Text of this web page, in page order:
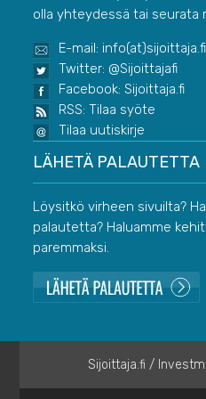
olla yhteydessä tai seurata
E-mail: info(at)sijoittaja.fi
Twitter: @Sijoittajafi
Facebook: Sijoittaja.fi
RSS: Tilaa syöte
Tilaa uutiskirje
LÄHETÄ PALAUTETTA
Löysitkö virheen sivuilta?
palautetta? Haluamme
paremmaksi.
Sijoittaja.fi /